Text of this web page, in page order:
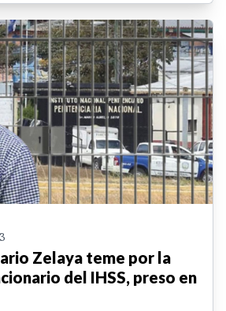
Zelaya teme por la
del IHSS, preso en